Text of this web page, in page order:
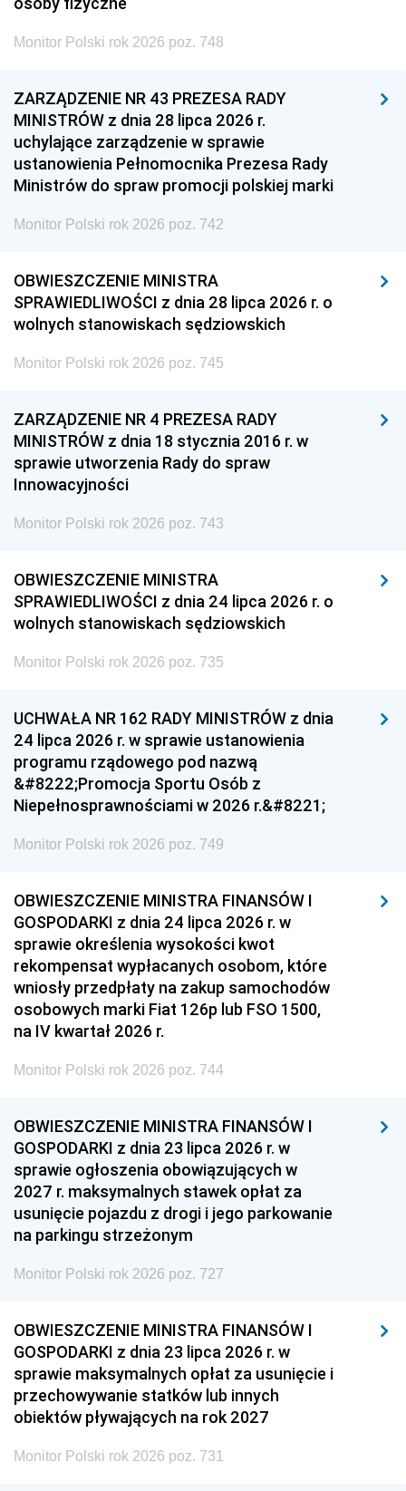
Monitor Polski rok 2026 poz. 748
ZARZĄDZENIE NR 43 PREZESA RADY
MINISTRÓW z dnia 28 lipca 2026 r.
uchylające zarządzenie w sprawie
ustanowienia Pełnomocnika Prezesa Rady
Ministrów do spraw promocji polskiej marki
Monitor Polski rok 2026 poz. 742
OBWIESZCZENIE MINISTRA
SPRAWIEDLIWOŚCI z dnia 28 lipca 2026 r. o
wolnych stanowiskach sędziowskich
Monitor Polski rok 2026 poz. 745
ZARZĄDZENIE NR 4 PREZESA RADY
MINISTRÓW z dnia 18 stycznia 2016 r. w
sprawie utworzenia Rady do spraw
Innowacyjności
Monitor Polski rok 2026 poz. 743
OBWIESZCZENIE MINISTRA
SPRAWIEDLIWOŚCI z dnia 24 lipca 2026 r. o
wolnych stanowiskach sędziowskich
Monitor Polski rok 2026 poz. 735
UCHWAŁA NR 162 RADY MINISTRÓW z dnia
24 lipca 2026 r. w sprawie ustanowienia
programu rządowego pod nazwą
&#8222;Promocja Sportu Osób z
Niepełnosprawnościami w 2026 r.&#8221;
Monitor Polski rok 2026 poz. 749
OBWIESZCZENIE MINISTRA FINANSÓW I
GOSPODARKI z dnia 24 lipca 2026 r. w
sprawie określenia wysokości kwot
rekompensat wypłacanych osobom, które
wniosły przedpłaty na zakup samochodów
osobowych marki Fiat 126p lub FSO 1500,
na IV kwartał 2026 r.
Monitor Polski rok 2026 poz. 744
OBWIESZCZENIE MINISTRA FINANSÓW I
GOSPODARKI z dnia 23 lipca 2026 r. w
sprawie ogłoszenia obowiązujących w
2027 r. maksymalnych stawek opłat za
usunięcie pojazdu z drogi i jego parkowanie
na parkingu strzeżonym
Monitor Polski rok 2026 poz. 727
OBWIESZCZENIE MINISTRA FINANSÓW I
GOSPODARKI z dnia 23 lipca 2026 r. w
sprawie maksymalnych opłat za usunięcie i
przechowywanie statków lub innych
obiektów pływających na rok 2027
Monitor Polski rok 2026 poz. 731